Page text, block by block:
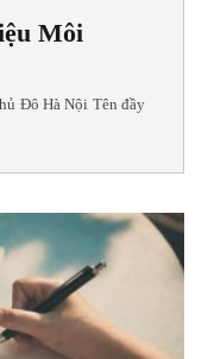
Môi
Đô Hà Nội Tên đầy